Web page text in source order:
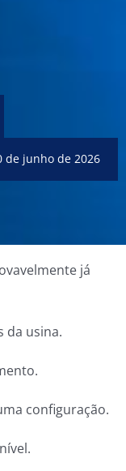
de junho de 2026
já
da usina.
configuração.